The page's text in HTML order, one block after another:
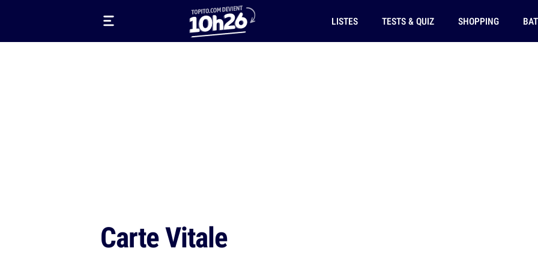
LISTES TESTS & QUIZ SHOPPING
Carte Vitale